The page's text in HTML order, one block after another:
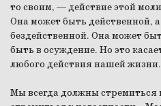
то своим, — действие этой
Она может быть действенной,
бездейственной. Она может
быть в осуждение. Но это
любого действия нашей жизни.
Мы всегда должны стремиться